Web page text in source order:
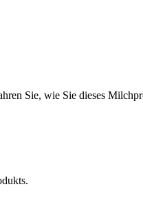
Sie, wie Sie dieses